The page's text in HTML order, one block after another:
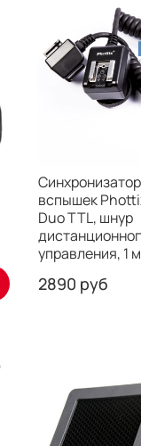
вспышек
Duo TTL, шнур
управления, 1 м
2890 руб